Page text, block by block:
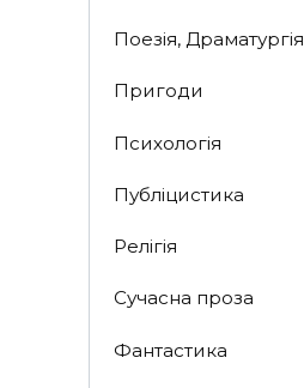
Поезія, Драматургія
Пригоди
Психологія
Публіцистика
Релігія
Сучасна проза
Фантастика